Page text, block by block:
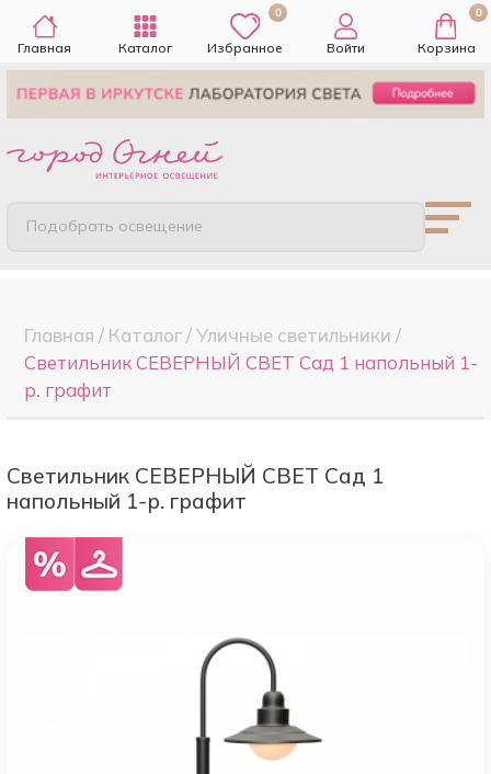
Главная Каталог
0
Избранное Войти
0
Корзина
Подобрать освещение
Главная / Каталог/Уличные светильники /
Светильник СЕВЕРНЫЙ СВЕТ Сад 1 напольный 1-
р. графит
Светильник СЕВЕРНЫЙ СВЕТ Сад 1
напольный 1-р. графит